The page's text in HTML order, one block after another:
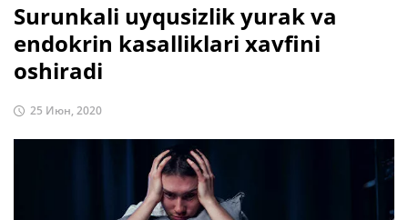
Surunkali uyqusizlik yurak va
endokrin kasalliklari xavfini
oshiradi
25 Июн, 2020